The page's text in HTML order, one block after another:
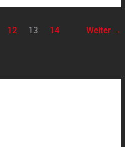
12 13 14 Weiter →